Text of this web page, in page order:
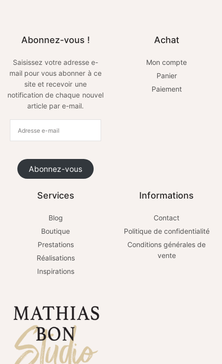
Abonnez-vous !
Saisissez votre adresse e-
mail pour vous abonner à ce
site et recevoir une
notification de chaque nouvel
article par e-mail.
Abonnez-vous
Achat
Mon compte
Panier
Paiement
Services
Blog
Boutique
Prestations
Réalisations
Inspirations
Informations
Contact
Politique de confidentialité
Conditions générales de
vente